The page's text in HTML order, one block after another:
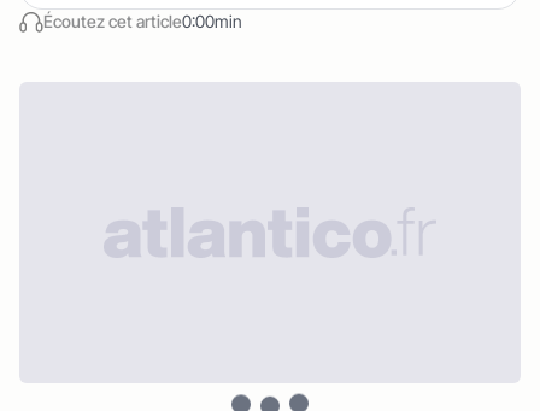
Écoutez cet article0:00min